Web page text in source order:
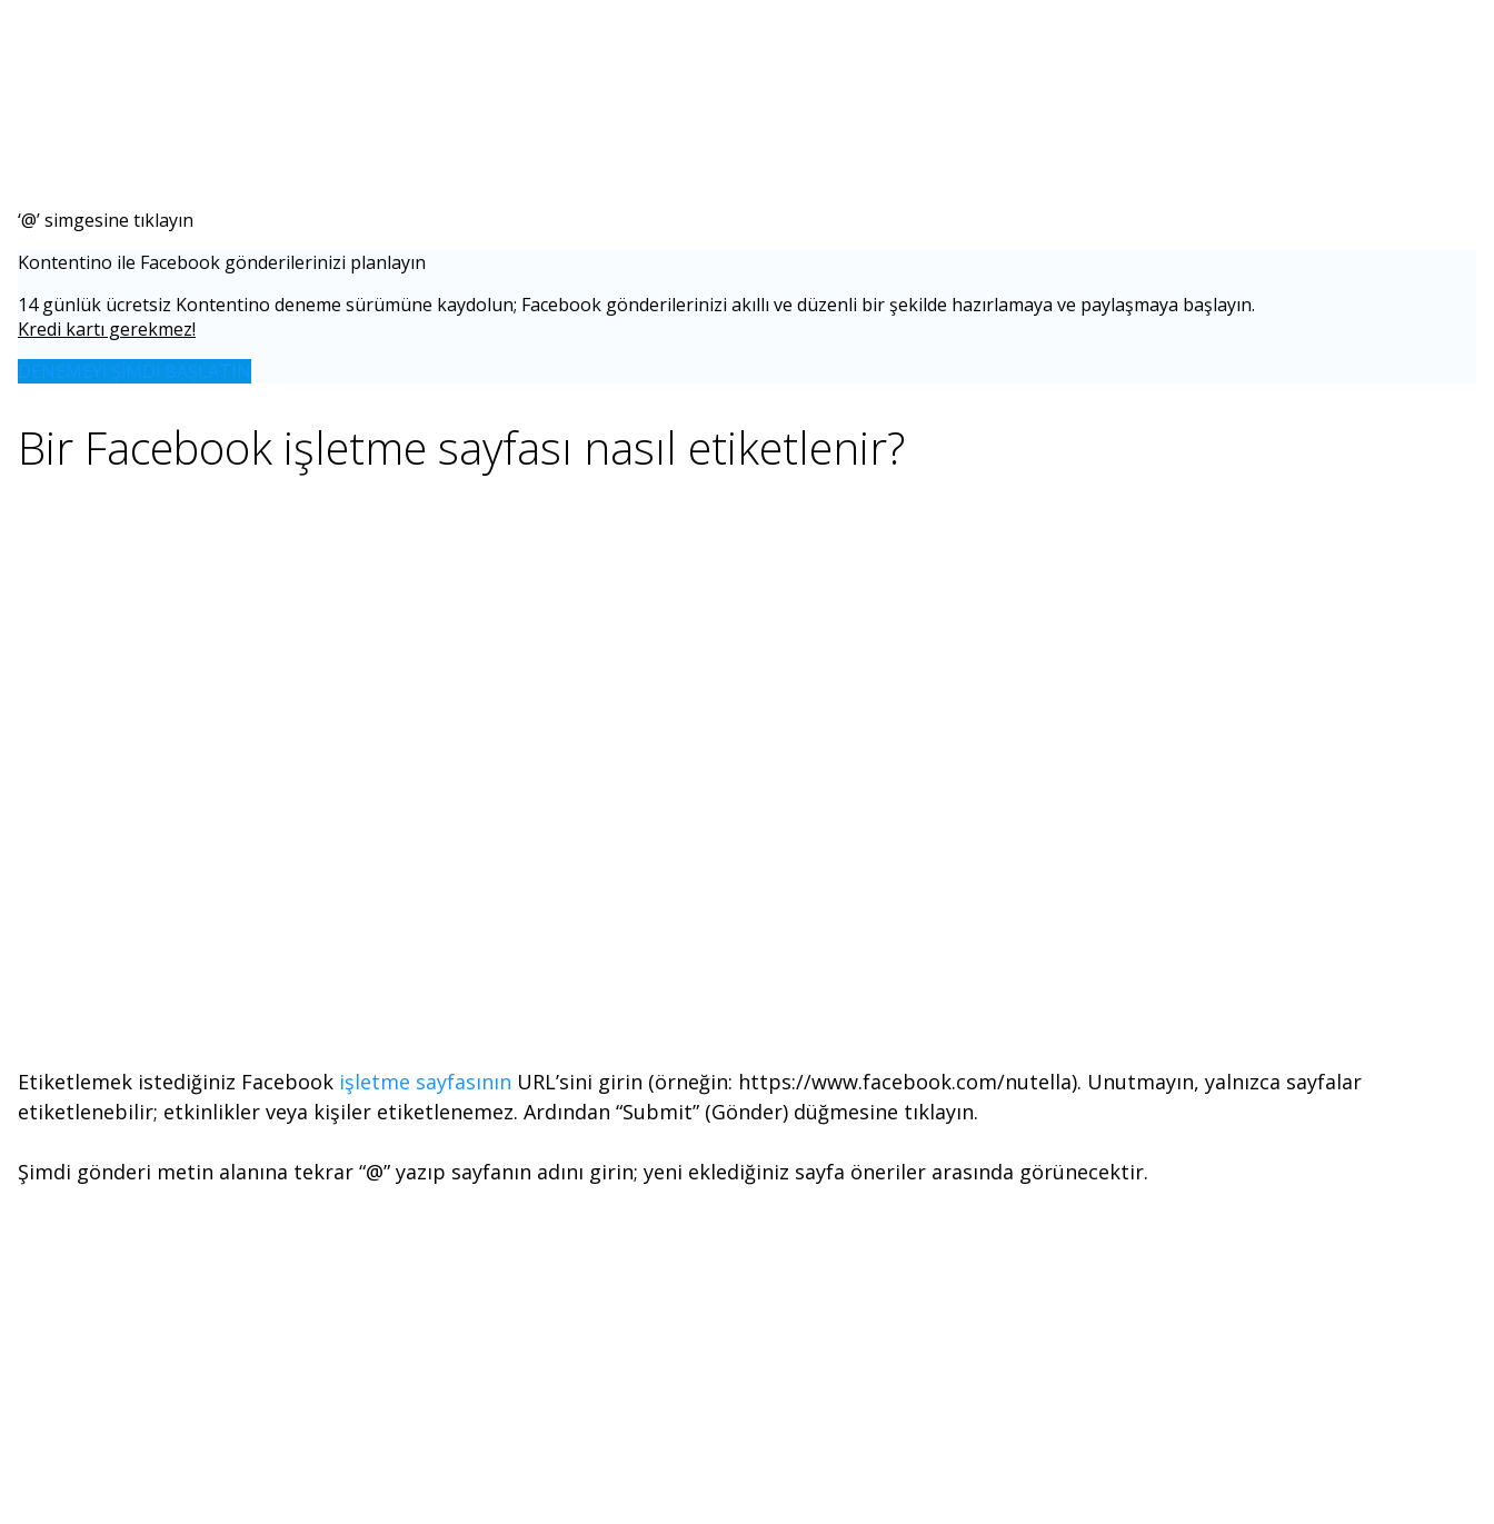
‘@’ simgesine tıklayın
Kontentino ile Facebook gönderilerinizi planlayın
14 günlük ücretsiz Kontentino deneme sürümüne kaydolun; Facebook gönderilerinizi akıllı ve düzenli bir şekilde hazırlamaya ve paylaşmaya başlayın.
Kredi kartı gerekmez!
DENEMEYİ ŞİMDİ BAŞLATIN
Bir Facebook işletme sayfası nasıl etiketlenir?
Etiketlemek istediğiniz Facebook işletme sayfasının URL’sini girin (örneğin: https://www.facebook.com/nutella). Unutmayın, yalnızca sayfalar
etiketlenebilir; etkinlikler veya kişiler etiketlenemez. Ardından “Submit” (Gönder) düğmesine tıklayın.
Şimdi gönderi metin alanına tekrar “@” yazıp sayfanın adını girin; yeni eklediğiniz sayfa öneriler arasında görünecektir.